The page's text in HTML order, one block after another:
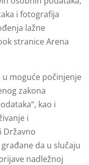
i fotografija
lažne
stranice Arena
moguće počinjenje
zakona
kao i
i
Državno
da u slučaju
nadležnoj